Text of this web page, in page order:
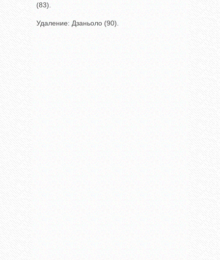
(83).
Удаление: Дзаньоло (90).